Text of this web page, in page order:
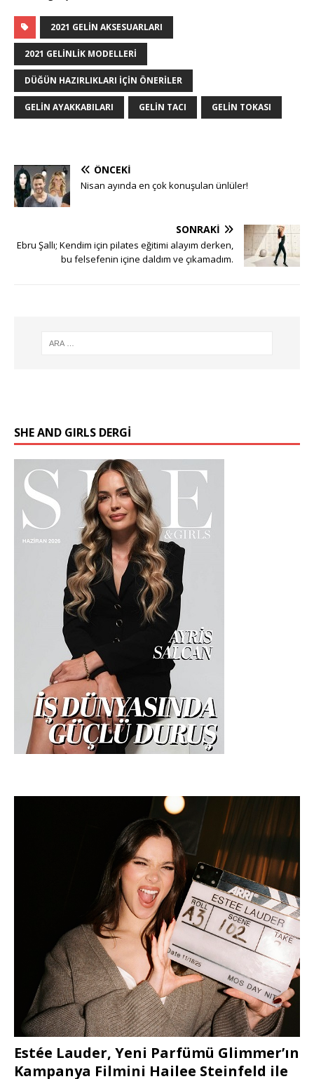
2021 GELIN AKSESUARLARI
2021 GELINLIK MODELLERI
DÜĞÜN HAZIRLIKLARI IÇIN ÖNERILER
GELIN AYAKKABILARI GELIN TACI GELIN TOKASI
ÖNCEKI
Nisan ayında en çok konuşulan ünlüler!
SONRAKI
Ebru Şallı; Kendim için pilates eğitimi alayım derken,
bu felsefenin içine daldım ve çıkamadım.
SHE AND GIRLS DERGİ
Estée Lauder, Yeni Parfümü Glimmer’ın
Kampanya Filmini Hailee Steinfeld ile